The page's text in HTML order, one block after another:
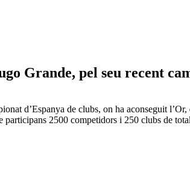
Grande, pel seu recent
d’Espanya de clubs, on ha aconseguit
2500 competidors i 250 clubs de